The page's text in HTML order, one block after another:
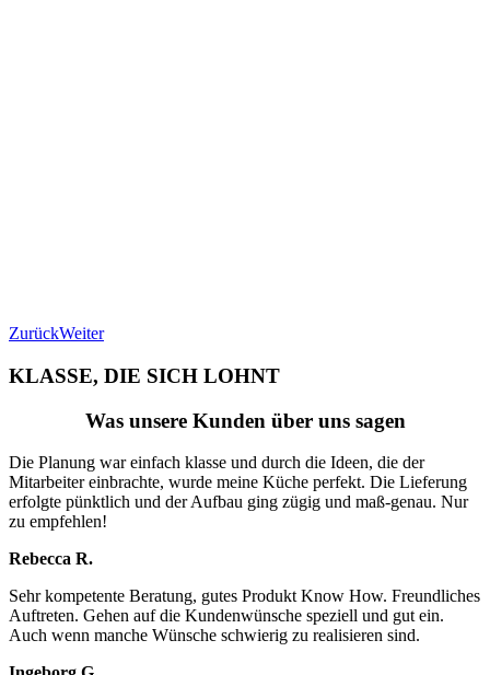
ZurückWeiter
KLASSE, DIE SICH LOHNT
Was unsere Kunden über uns sagen
Die Planung war einfach klasse und durch die Ideen, die der
Mitarbeiter einbrachte, wurde meine Küche perfekt. Die Lieferung
erfolgte pünktlich und der Aufbau ging zügig und maß-genau. Nur
zu empfehlen!
Rebecca R.
Sehr kompetente Beratung, gutes Produkt Know How. Freundliches
Auftreten. Gehen auf die Kundenwünsche speziell und gut ein.
Auch wenn manche Wünsche schwierig zu realisieren sind.